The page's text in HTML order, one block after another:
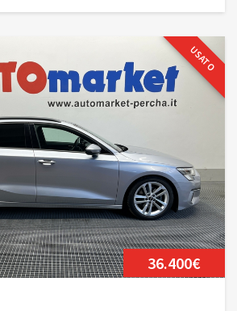
USATO
36.400€